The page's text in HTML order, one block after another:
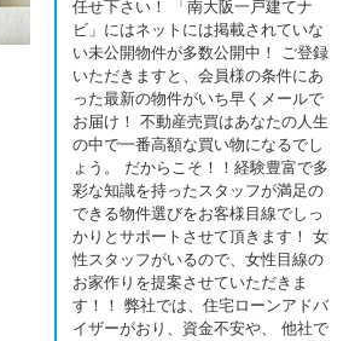
任せ下さい！ 「南大阪一戸建てナ
ビ」にはネットには掲載されていな
い未公開物件が多数公開中！ ご登録
いただきますと、会員様の条件にあ
った最新の物件がいち早くメールで
お届け！ 不動産売買はあなたの人生
の中で一番高額な買い物になるでし
ょう。 だからこそ！！経験豊富で多
彩な知識を持ったスタッフが満足の
できる物件選びをお客様目線でしっ
かりとサポートさせて頂きます！ 女
性スタッフがいるので、女性目線の
お家作りを提案させていただきま
す！！ 弊社では、住宅ローンアドバ
イザーがおり、資金不安や、 他社で